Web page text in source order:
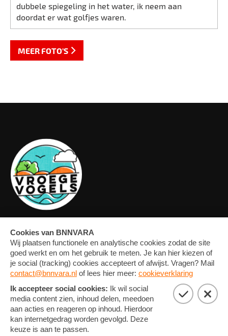
dubbele spiegeling in het water, ik neem aan
doordat er wat golfjes waren.
MEER FOTO'S
OVERZICHT
MEDIA
FOTO'S
CONTACT
PRIVACY EN COOKIE